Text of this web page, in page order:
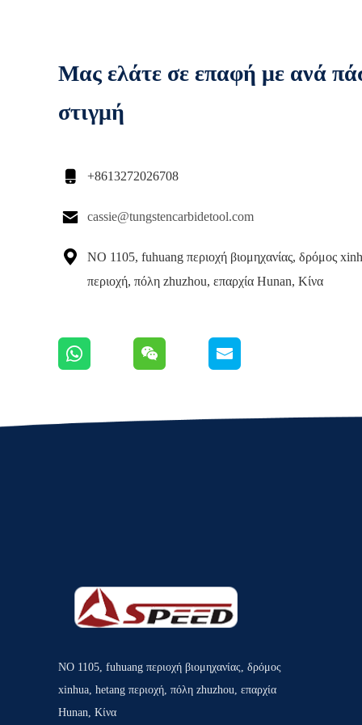
Μας ελάτε σε επαφή με ανά
στιγμή
 +8613272026708
 cassie@tungstencarbidetool.com

ΝΟ 1105, fuhuang περιοχή βιομηχανίας, δρόμος
περιοχή, πόλη zhuzhou, επαρχία Hunan, Κίνα
ΝΟ 1105, fuhuang περιοχή βιομηχανίας, δρόμος
xinhua, hetang περιοχή, πόλη zhuzhou, επαρχία
Hunan, Κίνα